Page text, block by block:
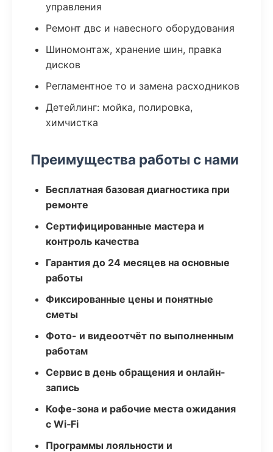
управления
Ремонт двс и навесного оборудования
Шиномонтаж, хранение шин, правка
дисков
Регламентное то и замена расходников
Детейлинг: мойка, полировка,
химчистка
Преимущества работы с нами
Бесплатная базовая диагностика при
ремонте
Сертифицированные мастера и
контроль качества
Гарантия до 24 месяцев на основные
работы
Фиксированные цены и понятные
сметы
Фото- и видеоотчёт по выполненным
работам
Сервис в день обращения и онлайн-
запись
Кофе-зона и рабочие места ожидания
с Wi‑Fi
Программы лояльности и